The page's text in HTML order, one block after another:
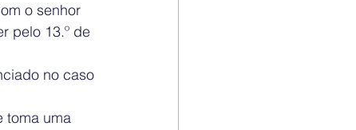
o senhor
pelo 13.º de
no caso
toma uma